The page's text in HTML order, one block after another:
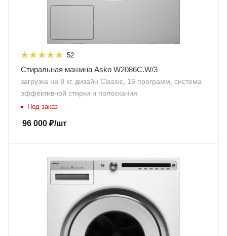
52
Стиральная машина Asko W2086C.W/3
загрузка на 8 кг, дизайн Classic, 16 программ, система
эффективной стирки и полоскания
Под заказ
96 000 ₽/шт